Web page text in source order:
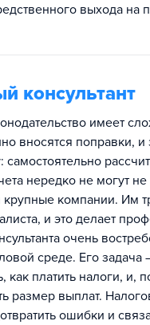
выхода на
консультант
имеет
вносятся поправки, и
самостоятельно
нередко не могут не
крупные компании. Им
и это делает
очень
среде. Его
как платить налоги, и,
размер выплат.
ошибки и